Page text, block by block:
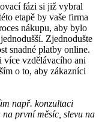
fázi si již vybral
etapě by vaše firma
nákupu, aby bylo
Zjednodušte
snadné platby online.
vzdělávacího ani
o to, aby zákazníci
např. konzultaci
první měsíc, slevu na